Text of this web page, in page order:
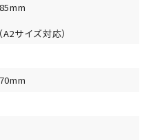
サイズ対応）